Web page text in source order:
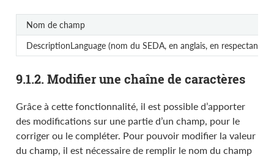
Nom de champ
DescriptionLanguage (nom du SEDA, en anglais, en respectant la
9.1.2. Modifier une chaîne de caractères
Grâce à cette fonctionnalité, il est possible d’apporter
des modifications sur une partie d’un champ, pour le
corriger ou le compléter. Pour pouvoir modifier la valeur
du champ, il est nécessaire de remplir le nom du champ